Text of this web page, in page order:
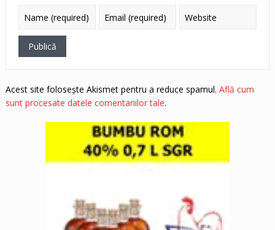
Acest site folosește Akismet pentru a reduce spamul. Află cum
sunt procesate datele comentariilor tale.